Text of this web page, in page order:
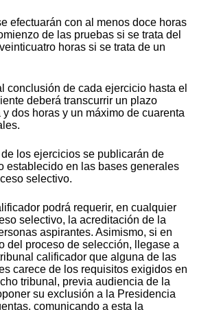
efectuarán con al menos doce horas
de las pruebas si se trata del
horas si se trata de un
de cada ejercicio hasta el
deberá transcurrir un plazo
dos horas y un máximo de cuarenta
los ejercicios se publicarán de
establecido en las bases generales
selectivo.
podrá requerir, en cualquier
selectivo, la acreditación de la
aspirantes. Asimismo, si en
del proceso de selección, llegase a
calificador que alguna de las
carece de los requisitos exigidos en
tribunal, previa audiencia de la
su exclusión a la Presidencia
comunicando a esta la